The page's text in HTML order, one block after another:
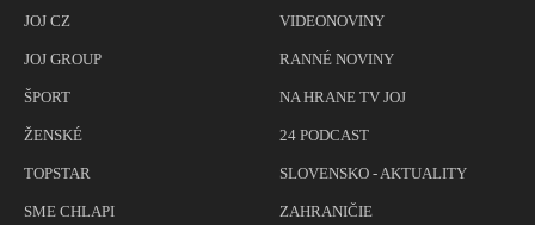
JOJ CZ
JOJ GROUP
ŠPORT
ŽENSKÉ
TOPSTAR
SME CHLAPI
VIDEONOVINY
RANNÉ NOVINY
NA HRANE TV JOJ
24 PODCAST
SLOVENSKO - AKTUALITY
ZAHRANIČIE